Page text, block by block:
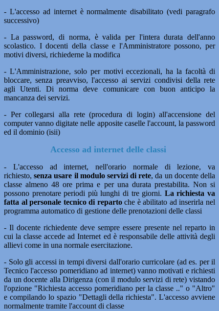
- L'accesso ad internet è normalmente disabilitato (vedi paragrafo
successivo)
- La password, di norma, è valida per l'intera durata dell'anno
scolastico. I docenti della classe e l'Amministratore possono, per
motivi diversi, richiederne la modifica
- L'Amministrazione, solo per motivi eccezionali, ha la facoltà di
bloccare, senza preavviso, l'accesso ai servizi condivisi della rete
agli Utenti. Di norma deve comunicare con buon anticipo la
mancanza dei servizi.
- Per collegarsi alla rete (procedura di login) all'accensione del
computer vanno digitate nelle apposite caselle l'account, la password
ed il dominio (isii)
Accesso ad internet delle classi
- L'accesso ad internet, nell'orario normale di lezione, va
richiesto,senza usare il modulo servizi di rete, da un docente della
classe almeno 48 ore prima e per una durata prestabilita. Non si
possono prenotare periodi più lunghi di tre giorni. La richiesta va
fatta al personale tecnico di repartoche è abilitato ad inserirla nel
programma automatico di gestione delle prenotazioni delle classi
- Il docente richiedente deve sempre essere presente nel reparto in
cui la classe accede ad Internet ed è responsabile delle attività degli
allievi come in una normale esercitazione.
- Solo gli accessi in tempi diversi dall'orario curricolare (ad es. per il
Tecnico l'accesso pomeridiano ad internet) vanno motivati e richiesti
da un docente alla Dirigenza (con il modulo servizi di rete) vistando
l'opzione "Richiesta accesso pomeridiano per la classe .." o "Altro"
e compilando lo spazio "Dettagli della richiesta". L'accesso avviene
normalmente tramite l'account di classe